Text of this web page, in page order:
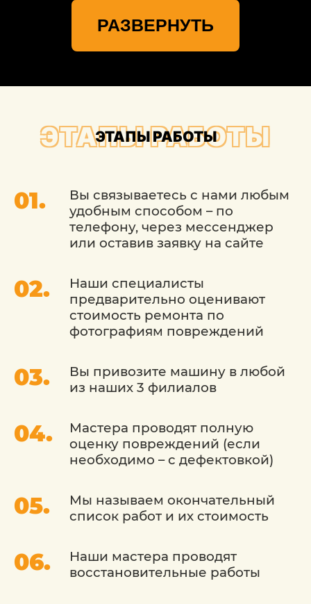
имеют большой опыт в выполнении
кузовного ремонта. Используют
низкие цены. Действует дисконтная
уже с первого посещения.
РАЗВЕРНУТЬ
ЭТАПЫ РАБОТЫ
ЭТАПЫ РАБОТЫ
Вы связываетесь с нами любым
удобным способом – по
телефону, через мессенджер
или оставив заявку на сайте
Наши специалисты
предварительно оценивают
стоимость ремонта по
фотографиям повреждений
Вы привозите машину в любой
из наших 3 филиалов
Мастера проводят полную
оценку повреждений (если
необходимо – с дефектовкой)
Мы называем окончательный
список работ и их стоимость
Наши мастера проводят
восстановительные работы